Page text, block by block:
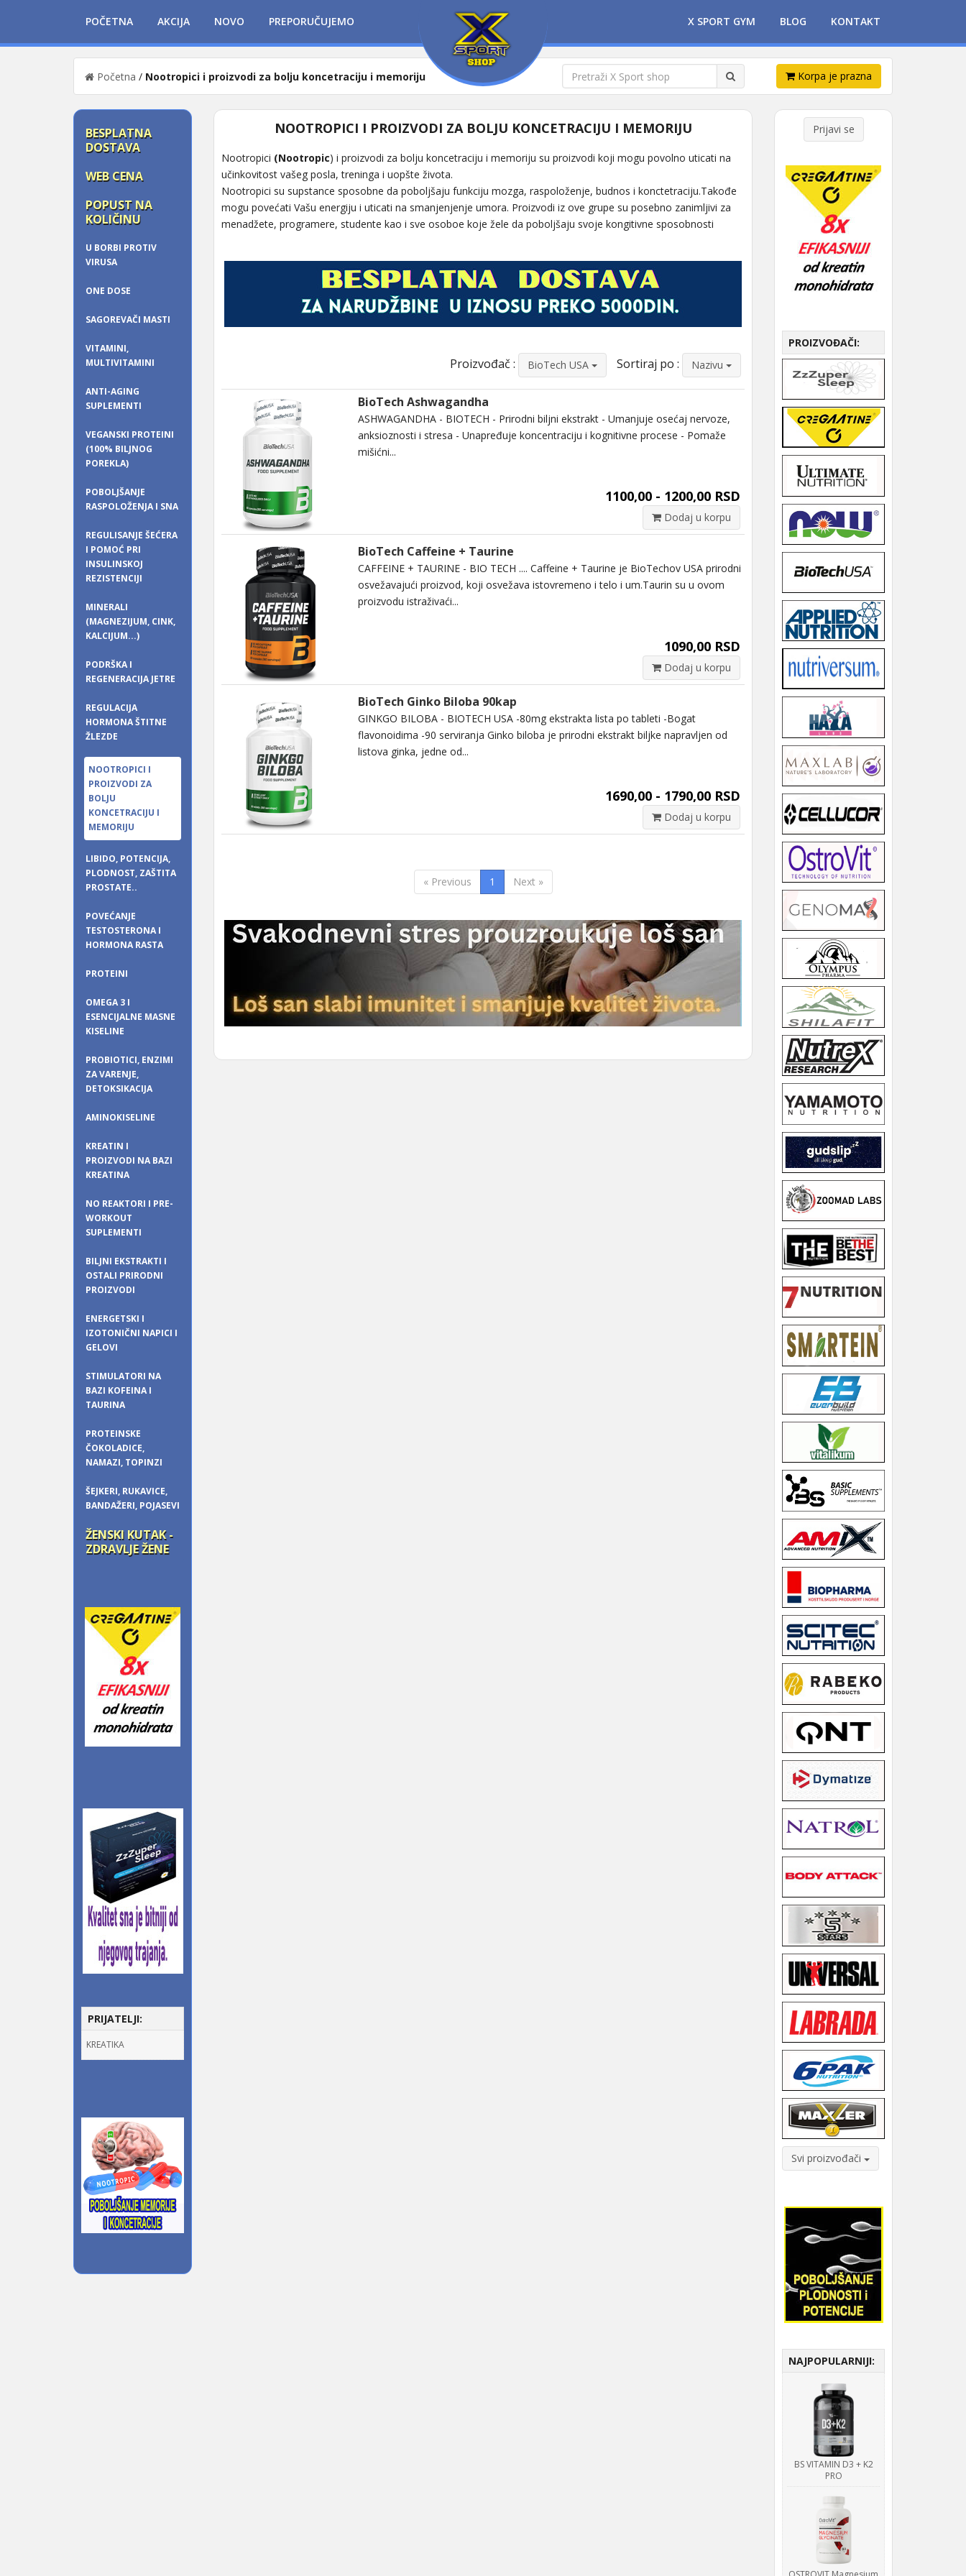
POČETNA AKCIJA NOVO PREPORUČUJEMO X SPORT GYM BLOG KONTAKT
Početna / Nootropici i proizvodi za bolju koncetraciju i memoriju Korpa je prazna
BESPLATNA
DOSTAVA
WEB CENA
POPUST NA
KOLIČINU
U BORBI PROTIV
VIRUSA
ONE DOSE
SAGOREVAČI MASTI
VITAMINI,
MULTIVITAMINI
ANTI-AGING
SUPLEMENTI
VEGANSKI PROTEINI
(100% BILJNOG
POREKLA)
POBOLJŠANJE
RASPOLOŽENJA I SNA
REGULISANJE ŠEĆERA
I POMOĆ PRI
INSULINSKOJ
REZISTENCIJI
MINERALI
(MAGNEZIJUM, CINK,
KALCIJUM...)
PODRŠKA I
REGENERACIJA JETRE
REGULACIJA
HORMONA ŠTITNE
ŽLEZDE
NOOTROPICI I
PROIZVODI ZA
BOLJU
KONCETRACIJU I
MEMORIJU
LIBIDO, POTENCIJA,
PLODNOST, ZAŠTITA
PROSTATE..
POVEĆANJE
TESTOSTERONA I
HORMONA RASTA
PROTEINI
OMEGA 3 I
ESENCIJALNE MASNE
KISELINE
PROBIOTICI, ENZIMI
ZA VARENJE,
DETOKSIKACIJA
AMINOKISELINE
KREATIN I
PROIZVODI NA BAZI
KREATINA
NO REAKTORI I PRE-
WORKOUT
SUPLEMENTI
BILJNI EKSTRAKTI I
OSTALI PRIRODNI
PROIZVODI
ENERGETSKI I
IZOTONIČNI NAPICI I
GELOVI
STIMULATORI NA
BAZI KOFEINA I
TAURINA
PROTEINSKE
ČOKOLADICE,
NAMAZI, TOPINZI
ŠEJKERI, RUKAVICE,
BANDAŽERI, POJASEVI
ŽENSKI KUTAK -
ZDRAVLJE ŽENE
PRIJATELJI:
KREATIKA
NOOTROPICI I PROIZVODI ZA BOLJU KONCETRACIJU I MEMORIJU
Nootropici (Nootropic) i proizvodi za bolju koncetraciju i memoriju su proizvodi koji mogu povolno uticati na
učinkovitost vašeg posla, treninga i uopšte života.
Nootropici su supstance sposobne da poboljšaju funkciju mozga, raspoloženje, budnos i konctetraciju.Takođe
mogu povećati Vašu energiju i uticati na smanjenjenje umora. Proizvodi iz ove grupe su posebno zanimljivi za
menadžete, programere, studente kao i sve osoboe koje žele da poboljšaju svoje kongitivne sposobnosti
Proizvođač : BioTech USA Sortiraj po : Nazivu
BioTech Ashwagandha
ASHWAGANDHA - BIOTECH - Prirodni biljni ekstrakt - Umanjuje osećaj nervoze,
anksioznosti i stresa - Unapređuje koncentraciju i kognitivne procese - Pomaže
mišićni...
1100,00 - 1200,00 RSD
Dodaj u korpu
BioTech Caffeine + Taurine
CAFFEINE + TAURINE - BIO TECH .... Caffeine + Taurine je BioTechov USA prirodni
osvežavajući proizvod, koji osvežava istovremeno i telo i um.Taurin su u ovom
proizvodu istraživaći...
1090,00 RSD
Dodaj u korpu
BioTech Ginko Biloba 90kap
GINKGO BILOBA - BIOTECH USA -80mg ekstrakta lista po tableti -Bogat
flavonoidima -90 serviranja Ginko biloba je prirodni ekstrakt biljke napravljen od
listova ginka, jedne od...
1690,00 - 1790,00 RSD
Dodaj u korpu
« Previous 1 Next »
Prijavi se
PROIZVOĐAČI:
Svi proizvođači
NAJPOPULARNIJI:
BS VITAMIN D3 + K2
PRO